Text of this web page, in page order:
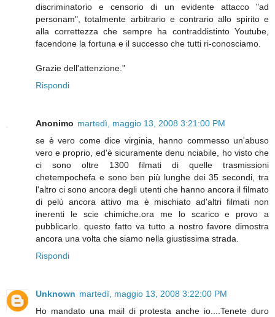
discriminatorio e censorio di un evidente attacco "ad
personam", totalmente arbitrario e contrario allo spirito e
alla correttezza che sempre ha contraddistinto Youtube,
facendone la fortuna e il successo che tutti ri-conosciamo.
Grazie dell'attenzione."
Rispondi
Anonimo martedì, maggio 13, 2008 3:21:00 PM
se è vero come dice virginia, hanno commesso un'abuso
vero e proprio, ed'è sicuramente denu nciabile, ho visto che
ci sono oltre 1300 filmati di quelle trasmissioni
chetempochefa e sono ben più lunghe dei 35 secondi, tra
l'altro ci sono ancora degli utenti che hanno ancora il filmato
di pelù ancora attivo ma è mischiato ad'altri filmati non
inerenti le scie chimiche.ora me lo scarico e provo a
pubblicarlo. questo fatto va tutto a nostro favore dimostra
ancora una volta che siamo nella giustissima strada.
Rispondi
Unknown martedì, maggio 13, 2008 3:22:00 PM
Ho mandato una mail di protesta anche io....Tenete duro